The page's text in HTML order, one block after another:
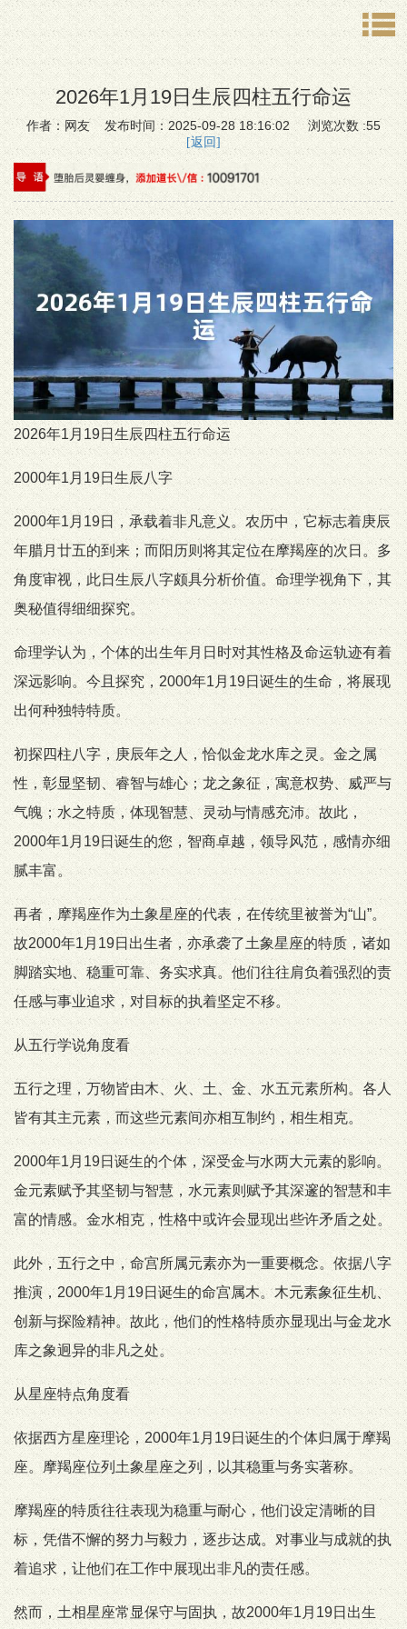
2026年1月19日生辰四柱五行命运
作者：网友 发布时间：2025-09-28 18:16:02 浏览次数 :55
[返回]
2026年1月19日生辰四柱五行命运
2000年1月19日生辰八字
2000年1月19日，承载着非凡意义。农历中，它标志着庚辰
年腊月廿五的到来；而阳历则将其定位在摩羯座的次日。多
角度审视，此日生辰八字颇具分析价值。命理学视角下，其
奥秘值得细细探究。
命理学认为，个体的出生年月日时对其性格及命运轨迹有着
深远影响。今且探究，2000年1月19日诞生的生命，将展现
出何种独特特质。
初探四柱八字，庚辰年之人，恰似金龙水库之灵。金之属
性，彰显坚韧、睿智与雄心；龙之象征，寓意权势、威严与
气魄；水之特质，体现智慧、灵动与情感充沛。故此，
2000年1月19日诞生的您，智商卓越，领导风范，感情亦细
腻丰富。
再者，摩羯座作为土象星座的代表，在传统里被誉为“山”。
故2000年1月19日出生者，亦承袭了土象星座的特质，诸如
脚踏实地、稳重可靠、务实求真。他们往往肩负着强烈的责
任感与事业追求，对目标的执着坚定不移。
从五行学说角度看
五行之理，万物皆由木、火、土、金、水五元素所构。各人
皆有其主元素，而这些元素间亦相互制约，相生相克。
2000年1月19日诞生的个体，深受金与水两大元素的影响。
金元素赋予其坚韧与智慧，水元素则赋予其深邃的智慧和丰
富的情感。金水相克，性格中或许会显现出些许矛盾之处。
此外，五行之中，命宫所属元素亦为一重要概念。依据八字
推演，2000年1月19日诞生的命宫属木。木元素象征生机、
创新与探险精神。故此，他们的性格特质亦显现出与金龙水
库之象迥异的非凡之处。
从星座特点角度看
依据西方星座理论，2000年1月19日诞生的个体归属于摩羯
座。摩羯座位列土象星座之列，以其稳重与务实著称。
摩羯座的特质往往表现为稳重与耐心，他们设定清晰的目
标，凭借不懈的努力与毅力，逐步达成。对事业与成就的执
着追求，让他们在工作中展现出非凡的责任感。
然而，土相星座常显保守与固执，故2000年1月19日出生